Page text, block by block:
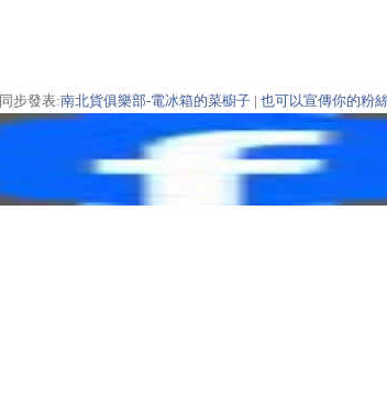
同步發表:南北貨俱樂部-電冰箱的菜櫥子 | 也可以宣傳你的粉